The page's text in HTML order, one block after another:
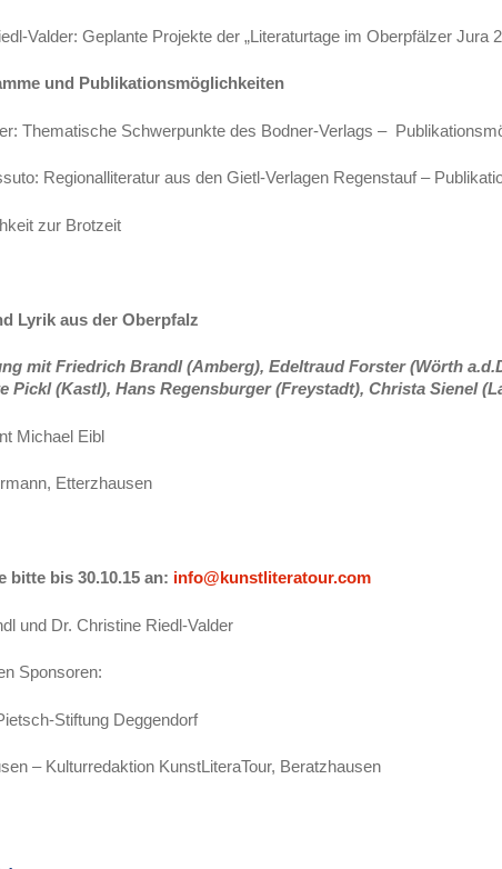
Geplante Projekte der „Literaturtage im Oberpfälzer Jura
und Publikationsmöglichkeiten
Schwerpunkte des Bodner-Verlags –
Regionalliteratur aus den Gietl-Verlagen Regenstauf –
zur Brotzeit
Lyrik aus der Oberpfalz
mit Friedrich Brandl (Amberg), Edeltraud Forster (Wörth
Pickl (Kastl), Hans Regensburger (Freystadt), Christa Sienel
Michael Eibl
Etterzhausen
bitte bis 30.10.15 an: info@kunstliteratour.com
und Dr. Christine Riedl-Valder
Sponsoren:
Stiftung Deggendorf
– Kulturredaktion KunstLiteraTour, Beratzhausen